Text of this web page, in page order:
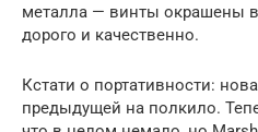
металла — винты окрашены
дорого и качественно.
Кстати о портативности:
предыдущей на полкило.